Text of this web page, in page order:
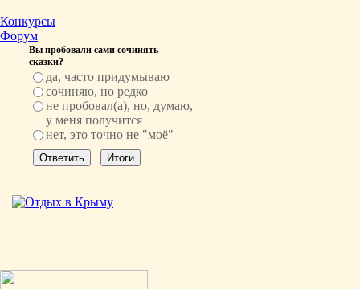
Конкурсы
Форум
Вы пробовали сами сочинять
сказки?
да, часто придумываю
сочиняю, но редко
не пробовал(а), но, думаю,
у меня получится
нет, это точно не "моё"